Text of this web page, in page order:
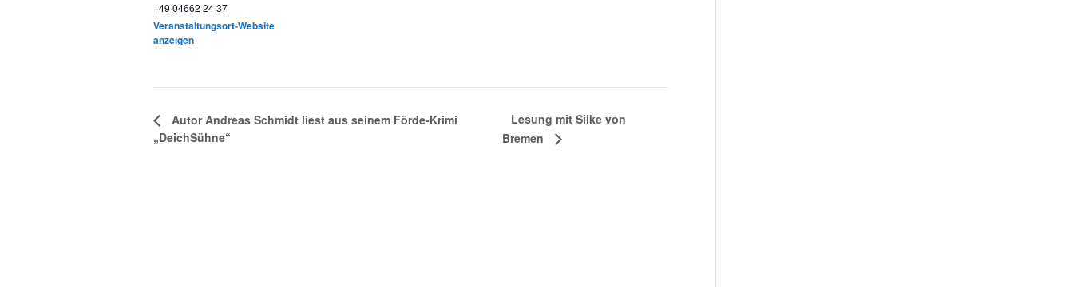
+49 04662 24 37
Veranstaltungsort-Website
anzeigen
Autor Andreas Schmidt liest aus seinem Förde-Krimi
„DeichSühne“
Lesung mit Silke von
Bremen